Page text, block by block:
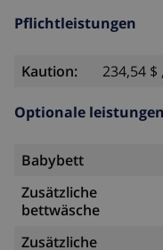
Pflichtleistungen
Kaution: 234,54
Optionale leistungen
Babybett
Zusätzliche
bettwäsche
Zusätzliche